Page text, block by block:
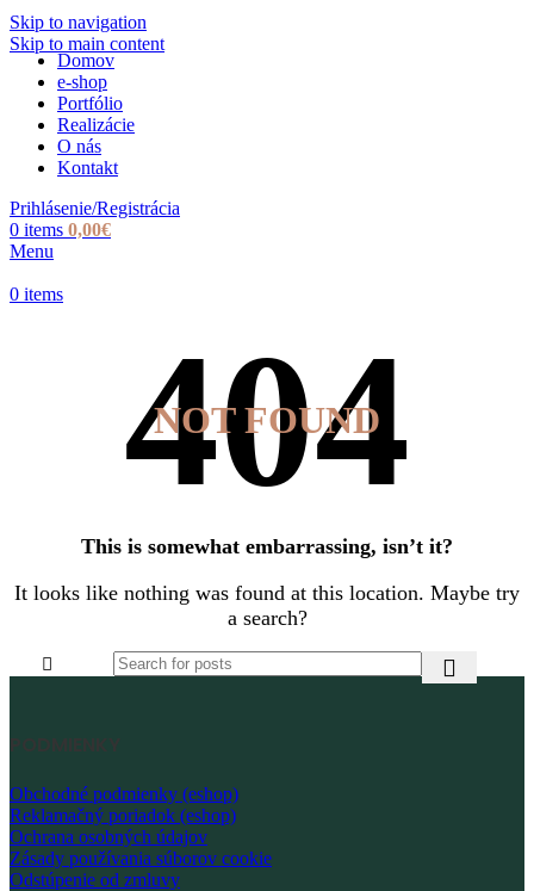
Skip to navigation
Skip to main content
Domov
e-shop
Portfólio
Realizácie
O nás
Kontakt
Prihlásenie/Registrácia
0 items 0,00€
Menu
0 items
NOT FOUND
This is somewhat embarrassing, isn’t it?
It looks like nothing was found at this location. Maybe try
a search?
PODMIENKY
Obchodné podmienky (eshop)
Reklamačný poriadok (eshop)
Ochrana osobných údajov
Zásady používania súborov cookie
Odstúpenie od zmluvy